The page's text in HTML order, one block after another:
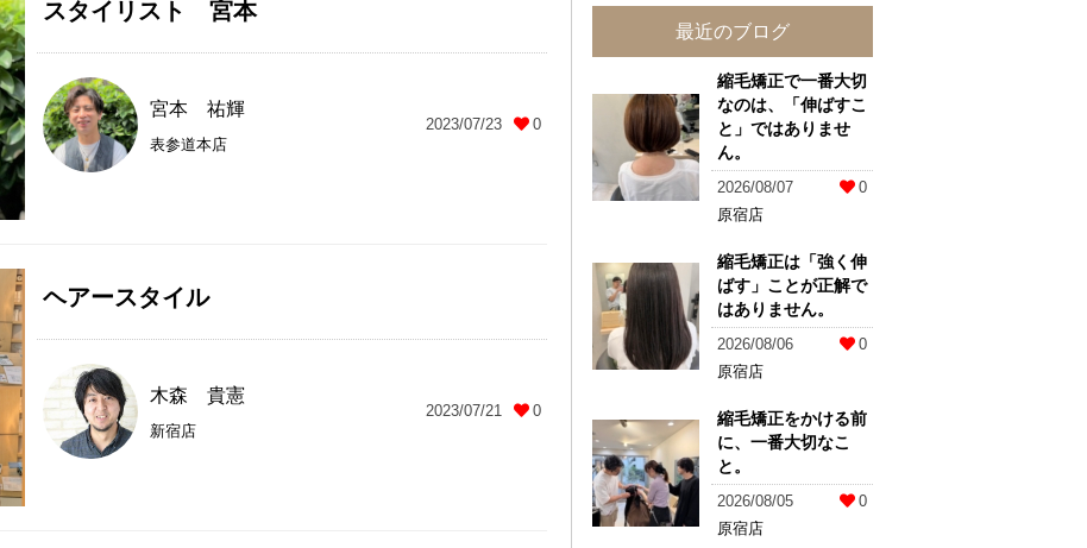
スタイリスト 宮本
宮本 祐輝
表参道本店
2023/07/23 0
ヘアースタイル
木森 貴憲
新宿店
2023/07/21 0
最近のブログ
縮毛矯正で一番大切
なのは、「伸ばすこ
と」ではありませ
ん。
2026/08/07
0
原宿店
縮毛矯正は「強く伸
ばす」ことが正解で
はありません。
2026/08/06
0
原宿店
縮毛矯正をかける前
に、一番大切なこ
と。
2026/08/05
0
原宿店